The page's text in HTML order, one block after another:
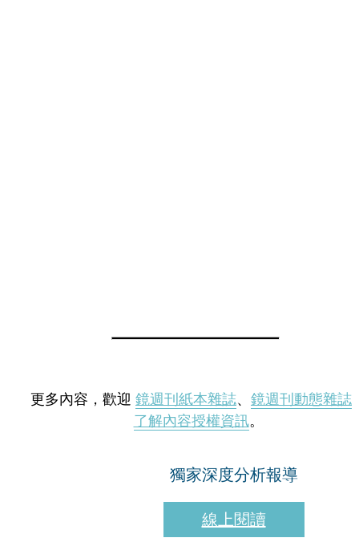
更多內容，歡迎 鏡週刊紙本雜誌、 鏡週刊動態雜誌
了解內容授權資訊。
獨家深度分析報導
線上閱讀